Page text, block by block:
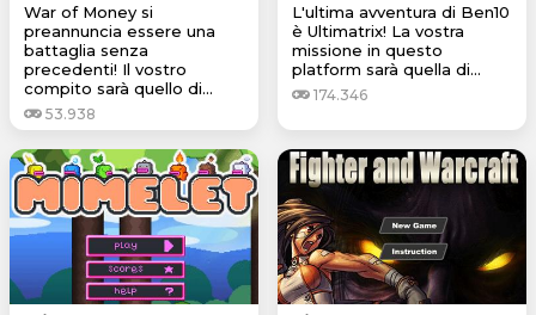
War of Money si
preannuncia essere una
battaglia senza
precedenti! Il vostro
compito sarà quello di...
53.938
L'ultima avventura di Ben10
è Ultimatrix! La vostra
missione in questo
platform sarà quella di...
174.346